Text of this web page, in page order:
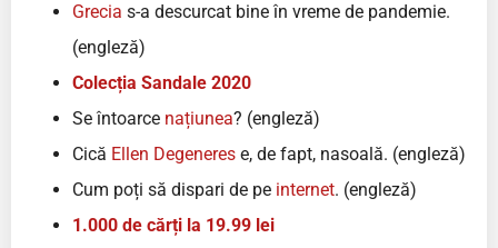
Grecia s-a descurcat bine în vreme de pandemie.
(engleză)
Colecția Sandale 2020
Se întoarce națiunea? (engleză)
Cică Ellen Degeneres e, de fapt, nasoală. (engleză)
Cum poți să dispari de pe internet. (engleză)
1.000 de cărți la 19.99 lei